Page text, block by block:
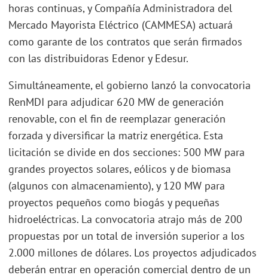
horas continuas, y Compañía Administradora del
Mercado Mayorista Eléctrico (CAMMESA) actuará
como garante de los contratos que serán firmados
con las distribuidoras Edenor y Edesur.
Simultáneamente, el gobierno lanzó la convocatoria
RenMDI para adjudicar 620 MW de generación
renovable, con el fin de reemplazar generación
forzada y diversificar la matriz energética. Esta
licitación se divide en dos secciones: 500 MW para
grandes proyectos solares, eólicos y de biomasa
(algunos con almacenamiento), y 120 MW para
proyectos pequeños como biogás y pequeñas
hidroeléctricas. La convocatoria atrajo más de 200
propuestas por un total de inversión superior a los
2.000 millones de dólares. Los proyectos adjudicados
deberán entrar en operación comercial dentro de un